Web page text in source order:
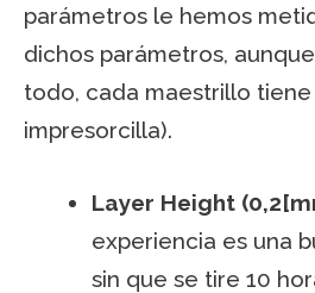
parámetros le hemos
dichos parámetros,
todo, cada maestrillo tiene
impresorcilla).
Layer Height
experiencia es una
sin que se tire 10